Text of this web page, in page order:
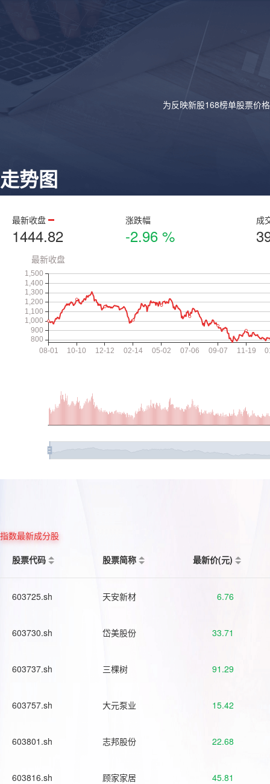
为反映新股168榜单股票价
走势图
最新收盘
1444.82
涨跌幅
-2.96 %
成
指数最新成分股
股票代码
股票简称 最新价(元)
603725.sh 天安新材 6.76
603730.sh 岱美股份 33.71
603737.sh 三棵树 91.29
603757.sh 大元泵业 15.42
603801.sh 志邦股份 22.68
603816.sh 顾家家居 45.81